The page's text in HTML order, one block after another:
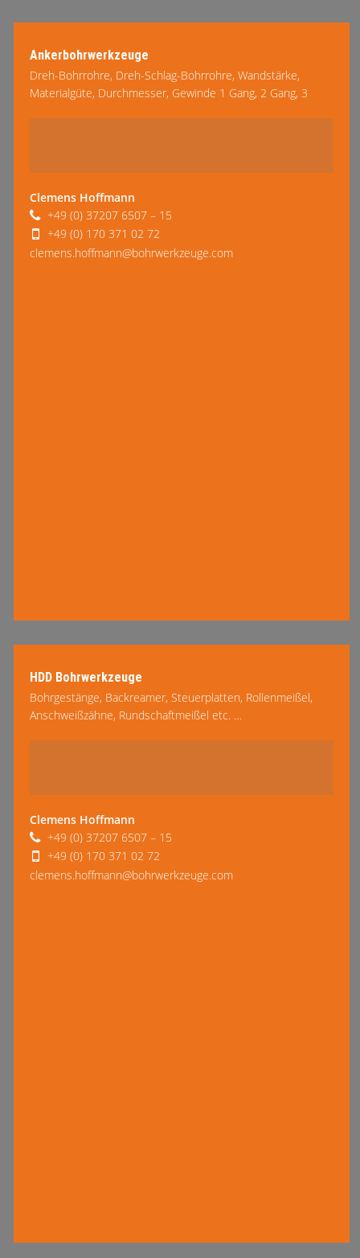
Ankerbohrwerkzeuge
Dreh-Bohrrohre, Dreh-Schlag-Bohrrohre, Wandstärke,
Materialgüte, Durchmesser, Gewinde 1 Gang, 2 Gang, 3
mehr lesen
Clemens Hoffmann
+49 (0) 37207 6507 – 15
+49 (0) 170 371 02 72
clemens.hoffmann@bohrwerkzeuge.com
HDD Bohrwerkzeuge
Bohrgestänge, Backreamer, Steuerplatten, Rollenmeißel,
Anschweißzähne, Rundschaftmeißel etc. …
mehr lesen
Clemens Hoffmann
+49 (0) 37207 6507 – 15
+49 (0) 170 371 02 72
clemens.hoffmann@bohrwerkzeuge.com